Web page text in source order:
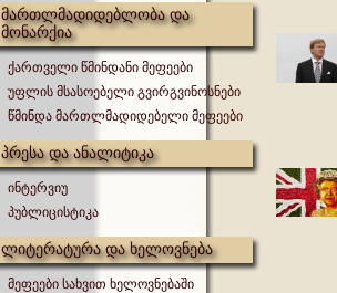
მართლმადიდებლობა და
მონარქია
ქართველი წმინდანი მეფეები
უფლის მსასოებელი გვირგვინოსნები
წმინდა მართლმადიდებელი მეფეები
პრესა და ანალიტიკა
ინტერვიუ
პუბლიცისტიკა
ლიტერატურა და ხელოვნება
მეფეები სახვით ხელოვნებაში